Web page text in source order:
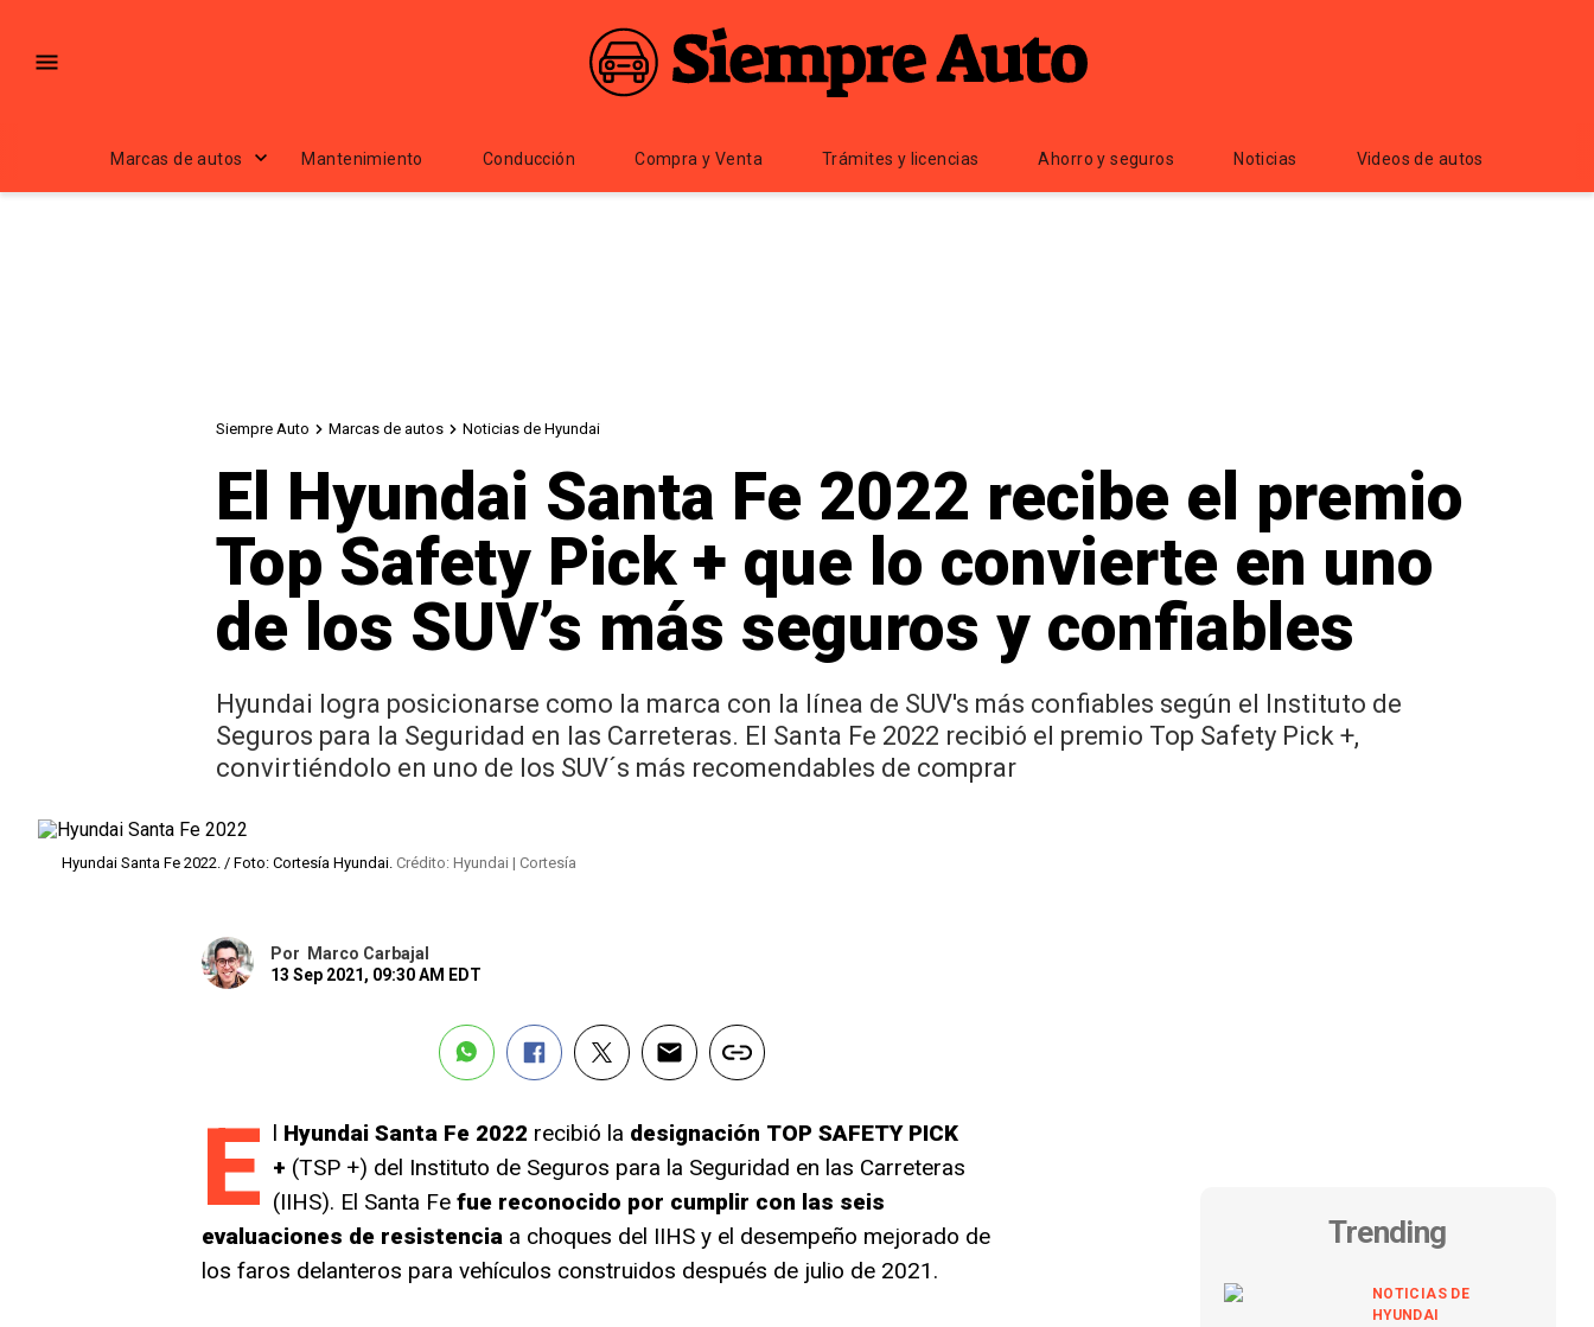
Marcas de autos Mantenimiento Conducción Compra y Venta Trámites y licencias Ahorro y seguros Noticias Videos de autos
Siempre Auto Marcas de autos Noticias de Hyundai
El Hyundai Santa Fe 2022 recibe el premio
Top Safety Pick + que lo convierte en uno
de los SUV’s más seguros y confiables
Hyundai logra posicionarse como la marca con la línea de SUV's más confiables según el Instituto de
Seguros para la Seguridad en las Carreteras. El Santa Fe 2022 recibió el premio Top Safety Pick +,
convirtiéndolo en uno de los SUV´s más recomendables de comprar
Hyundai Santa Fe 2022. / Foto: Cortesía Hyundai. Crédito: Hyundai | Cortesía
Por
Marco Carbajal
13 Sep 2021, 09:30 AM EDT
E l Hyundai Santa Fe 2022 recibió la designación TOP SAFETY PICK
+ (TSP +) del Instituto de Seguros para la Seguridad en las Carreteras
(IIHS). El Santa Fe fue reconocido por cumplir con las seis
evaluaciones de resistenciaa choques del IIHS y el desempeño mejorado de
los faros delanteros para vehículos construidos después de julio de 2021.
Trending
NOTICIAS DE
HYUNDAI